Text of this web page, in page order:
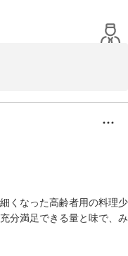
だき、誠にありがとう
「杉野米」を使ったお食
く思います。「杉野米」
こだわりをもって作られ
なりますと宿の周辺は鮮
た素晴らしい景色をお
た違う季節の景色とお
くなった高齢者用の料理少
分満足できる量と味で、み
薬草風呂が素晴らしく、一